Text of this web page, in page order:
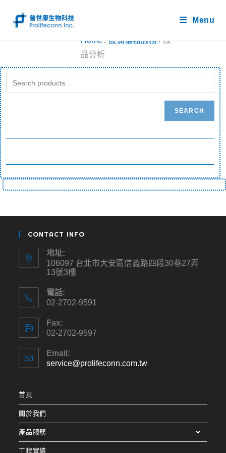
Menu
Home / 設備儀器服務 / 樣
品分析
SEARCH
CONTACT INFO
地址:
106097 台北市大安區信義路四段30巷27弄
13號3樓
電話:
02-2702-9591
Fax:
02-2702-9597
Email:
service@prolifeconn.com.tw
首頁
關於我們
產品服務
工程實績